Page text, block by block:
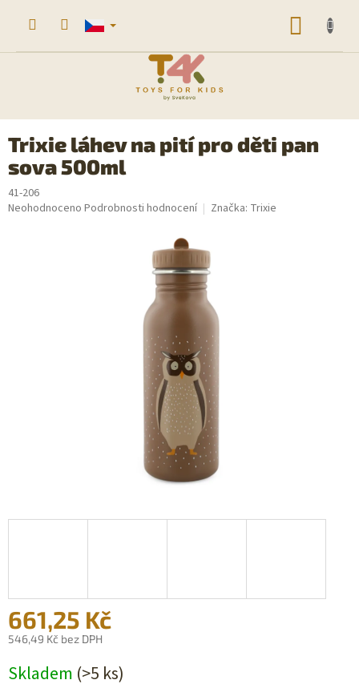
Trixie láhev na pití pro děti pan
sova 500ml
41-206
Průměrné
Neohodnoceno Podrobnosti hodnocení Značka: Trixie
661,25 Kč
546,49 Kč bez DPH
cena:
Skladem (>5 ks)